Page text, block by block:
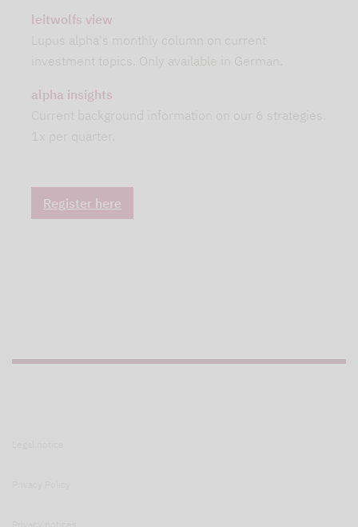
leitwolfs view
Lupus alpha's monthly column on current
investment topics. Only available in German.
alpha insights
Current background information on our 6 strategies.
1x per quarter.
Register here